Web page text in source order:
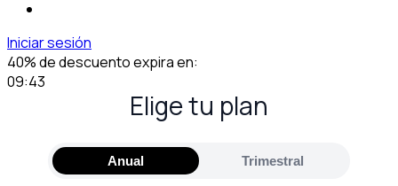
Iniciar sesión
40% de descuento expira en:
09:42
Elige tu plan
Anual Trimestral